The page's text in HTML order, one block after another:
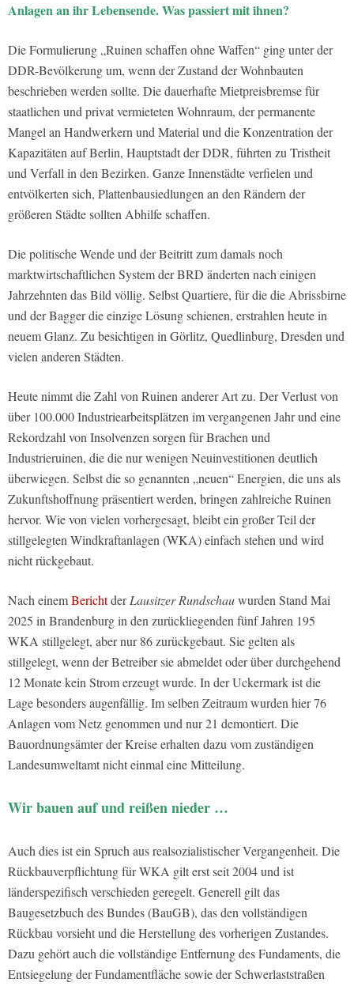
Anlagen an ihr Lebensende. Was passiert mit ihnen?
Die Formulierung „Ruinen schaffen ohne Waffen“ ging unter der
DDR-Bevölkerung um, wenn der Zustand der Wohnbauten
beschrieben werden sollte. Die dauerhafte Mietpreisbremse für
staatlichen und privat vermieteten Wohnraum, der permanente
Mangel an Handwerkern und Material und die Konzentration der
Kapazitäten auf Berlin, Hauptstadt der DDR, führten zu Tristheit
und Verfall in den Bezirken. Ganze Innenstädte verfielen und
entvölkerten sich, Plattenbausiedlungen an den Rändern der
größeren Städte sollten Abhilfe schaffen.
Die politische Wende und der Beitritt zum damals noch
marktwirtschaftlichen System der BRD änderten nach einigen
Jahrzehnten das Bild völlig. Selbst Quartiere, für die die Abrissbirne
und der Bagger die einzige Lösung schienen, erstrahlen heute in
neuem Glanz. Zu besichtigen in Görlitz, Quedlinburg, Dresden und
vielen anderen Städten.
Heute nimmt die Zahl von Ruinen anderer Art zu. Der Verlust von
über 100.000 Industriearbeitsplätzen im vergangenen Jahr und eine
Rekordzahl von Insolvenzen sorgen für Brachen und
Industrieruinen, die die nur wenigen Neuinvestitionen deutlich
überwiegen. Selbst die so genannten „neuen“ Energien, die uns als
Zukunftshoffnung präsentiert werden, bringen zahlreiche Ruinen
hervor. Wie von vielen vorhergesagt, bleibt ein großer Teil der
stillgelegten Windkraftanlagen (WKA) einfach stehen und wird
nicht rückgebaut.
Nach einemBerichtderLausitzer Rundschauwurden Stand Mai
2025 in Brandenburg in den zurückliegenden fünf Jahren 195
WKA stillgelegt, aber nur 86 zurückgebaut. Sie gelten als
stillgelegt, wenn der Betreiber sie abmeldet oder über durchgehend
12 Monate kein Strom erzeugt wurde. In der Uckermark ist die
Lage besonders augenfällig. Im selben Zeitraum wurden hier 76
Anlagen vom Netz genommen und nur 21 demontiert. Die
Bauordnungsämter der Kreise erhalten dazu vom zuständigen
Landesumweltamt nicht einmal eine Mitteilung.
Wir bauen auf und reißen nieder …
Auch dies ist ein Spruch aus realsozialistischer Vergangenheit. Die
Rückbauverpflichtung für WKA gilt erst seit 2004 und ist
länderspezifisch verschieden geregelt. Generell gilt das
Baugesetzbuch des Bundes (BauGB), das den vollständigen
Rückbau vorsieht und die Herstellung des vorherigen Zustandes.
Dazu gehört auch die vollständige Entfernung des Fundaments, die
Entsiegelung der Fundamentfläche sowie der Schwerlaststraßen